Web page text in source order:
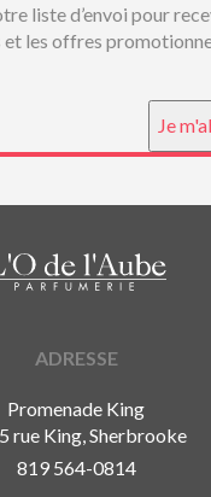
liste d’envoi pour
les offres
Je
ADRESSE
Promenade King
rue King, Sherbrooke
819 564-0814